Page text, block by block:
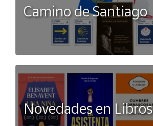
Camino de Santiago
Novedades en Libros